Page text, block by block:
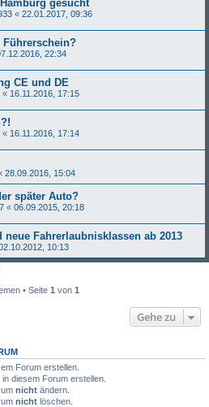
gesucht
« 22.01.2017, 09:36
Führerschein?
22:34
CE und DE
« 16.11.2016, 17:15
« 16.11.2016, 17:14
28.09.2016, 15:04
später Auto?
« 06.09.2015, 20:18
Fahrerlaubnisklassen ab 2013
10:13
• Seite 1 von 1
Gehe zu
Forum erstellen.
diesem Forum erstellen.
nicht ändern.
nicht löschen.